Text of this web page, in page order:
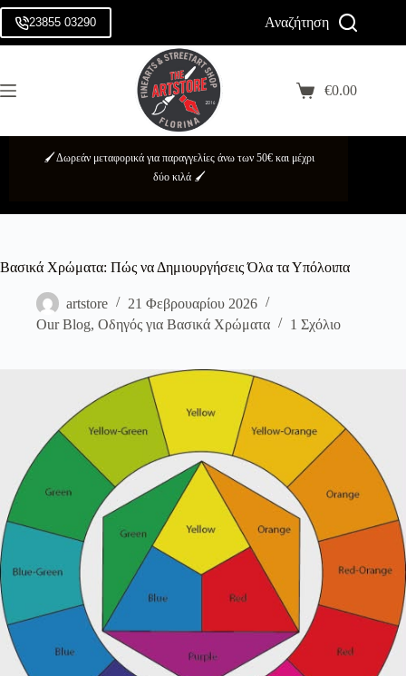
Μετάβαση
στο
περιεχόμενο
results
Προσφορές
Σχετικά
Login
Username or Email Address
Κωδικός πρόσβασης
Forgot Password?
Username
Τα προσωπικά σας δεδομένα χρησιμοποιούνται για την ορθή
λειτουργία του site. Διαβάστε περισσότερα στο
πολιτική απορρήτου
Register
Username or Email Address
Get New Password
← Back to login
23855 03290 Αναζήτηση
Καλάθι
€0.00
🖌️ Δωρεάν μεταφορικά για παραγγελίες άνω των 50€ και μέχρι
δύο κιλά 🖌️
Βασικά Χρώματα: Πώς να Δημιουργήσεις Όλα τα Υπόλοιπα
artstore
21 Φεβρουαρίου 2026
Our Blog, Οδηγός για Βασικά Χρώματα 1 Σχόλιο